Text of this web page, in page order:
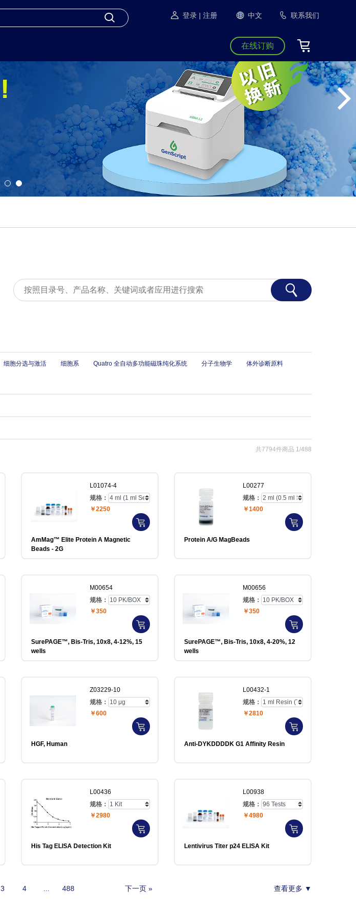
登录 | 注册 中文 联系我们
在线订购
细胞分选与激活 细胞系 Quatro 全自动多功能磁珠纯化系统 分子生物学 体外诊断原料
共7794件商品 1/488
L01074-4
规格：
￥2250
AmMag™ Elite Protein A Magnetic
Beads - 2G
L00277
规格：
￥1400
Protein A/G MagBeads
M00654
规格：
￥350
SurePAGE™, Bis-Tris, 10x8, 4-12%, 15
wells
M00656
规格：
￥350
SurePAGE™, Bis-Tris, 10x8, 4-20%, 12
wells
Z03229-10
规格：
￥600
HGF, Human
L00432-1
规格：
￥2810
Anti-DYKDDDDK G1 Affinity Resin
L00436
规格：
￥2980
His Tag ELISA Detection Kit
L00938
规格：
￥4980
Lentivirus Titer p24 ELISA Kit
3 4 488 下一页 » 查看更多 ▼